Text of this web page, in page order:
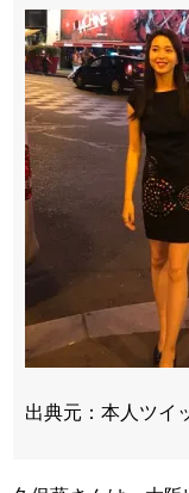
出典元：本人ツイ